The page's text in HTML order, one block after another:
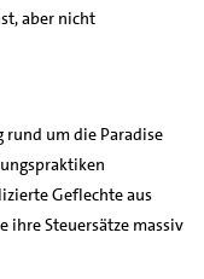
aber nicht
rund um die Paradise
Geflechte aus
ihre Steuersätze massiv